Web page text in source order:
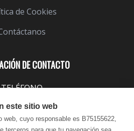
DE CONTACTO
TELÉFONO
EMAIL
de Cookies
este sitio web
web, cuyo responsable es B75155622,